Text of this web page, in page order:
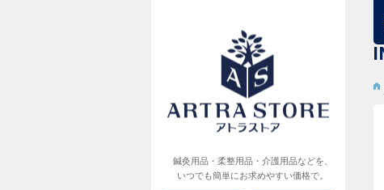
鍼灸用品・柔整用品・介護用品などを、
いつでも簡単にお求めやすい価格で。